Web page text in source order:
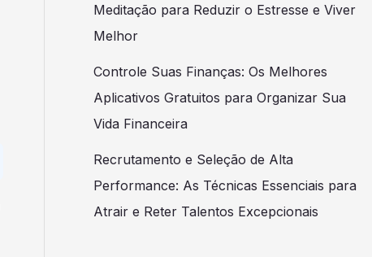
Meditação para Reduzir o Estresse e Viver
Melhor
Controle Suas Finanças: Os Melhores
Aplicativos Gratuitos para Organizar Sua
Vida Financeira
Recrutamento e Seleção de Alta
Performance: As Técnicas Essenciais para
Atrair e Reter Talentos Excepcionais